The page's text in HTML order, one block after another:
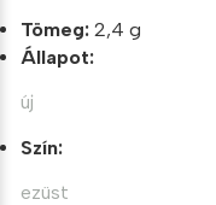
Tömeg: 2,4 g
Állapot:
új
Szín:
ezüst